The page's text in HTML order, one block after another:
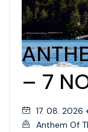
– 7
17. 08. 2026
Anthem Of